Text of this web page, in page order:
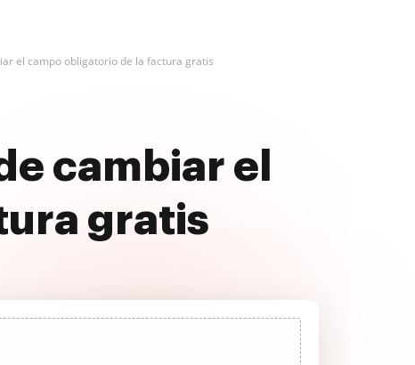
el campo obligatorio de la factura gratis
cambiar el
gratis